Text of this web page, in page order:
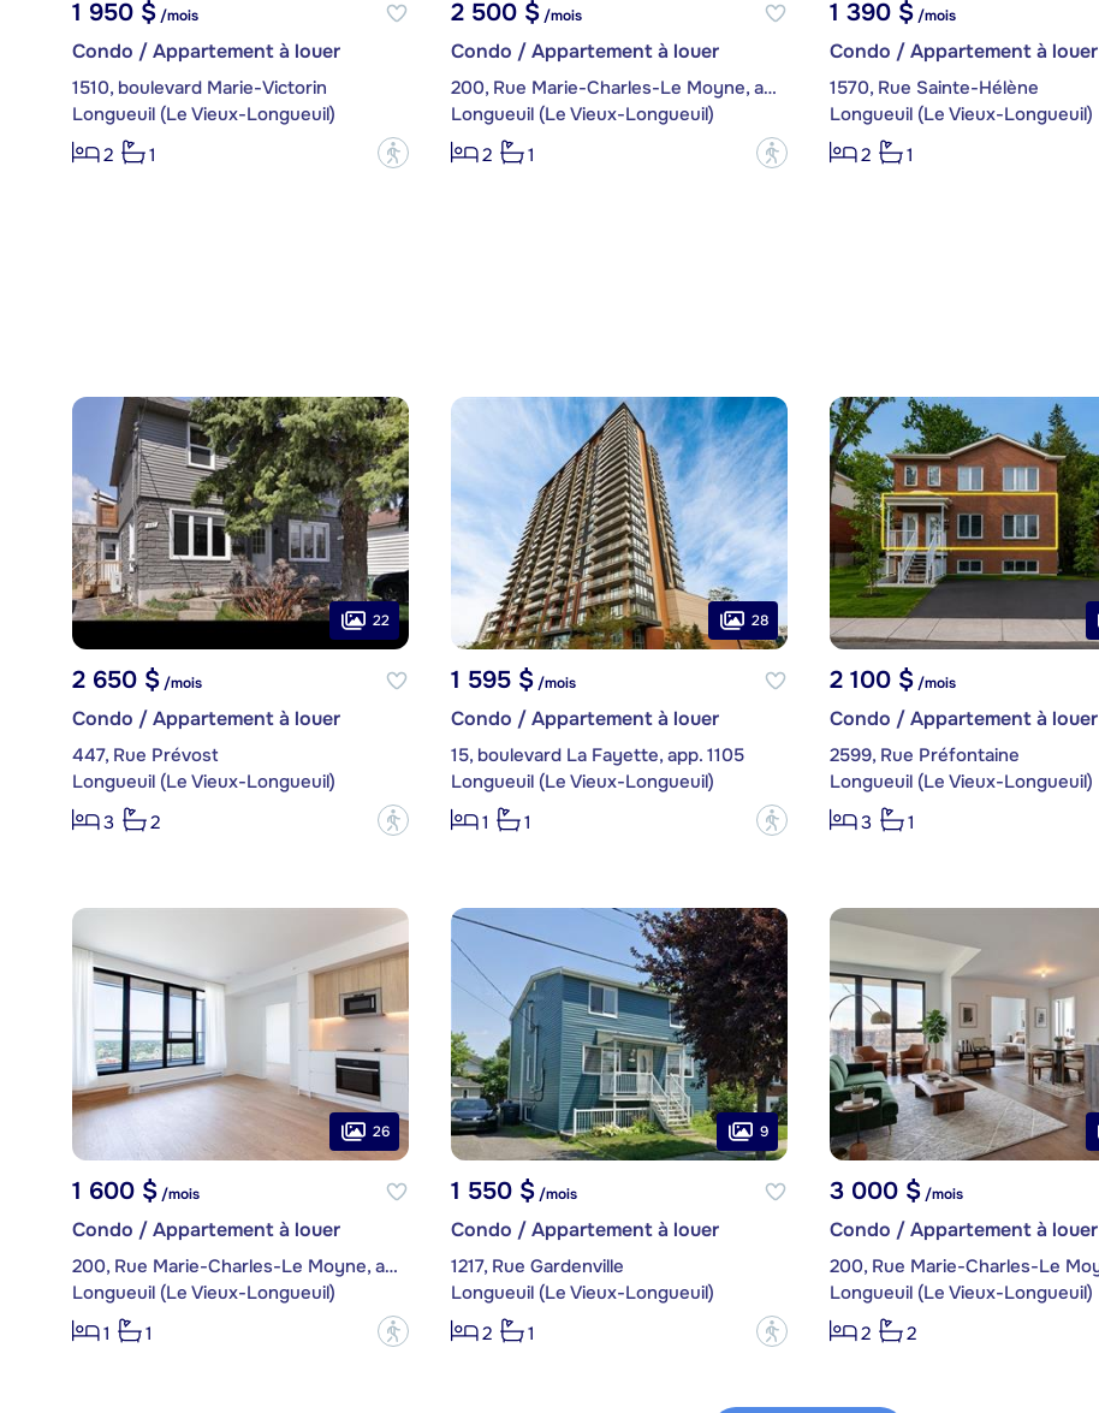
1 950 $/mois
Condo / Appartement à louer
1510, boulevard Marie-Victorin
Longueuil (Le Vieux-Longueuil)
2
1 ?
2 500 $/mois
Condo / Appartement à louer
200, Rue Marie-Charles-Le Moyne, app. 1218
Longueuil (Le Vieux-Longueuil)
2
1 ?
1 390 $/mois
Condo / Appartement à louer
1570, Rue Sainte-Hélène
Longueuil (Le Vieux-Longueuil)
2
1
22
2 650 $/mois
Condo / Appartement à louer
447, Rue Prévost
Longueuil (Le Vieux-Longueuil)
3
2 ?
28
1 595 $/mois
Condo / Appartement à louer
15, boulevard La Fayette, app. 1105
Longueuil (Le Vieux-Longueuil)
1
1 ?
2 100 $/mois
Condo / Appartement à louer
2599, Rue Préfontaine
Longueuil (Le Vieux-Longueuil)
3
1
26
1 600 $/mois
Condo / Appartement à louer
200, Rue Marie-Charles-Le Moyne, app. 1904
Longueuil (Le Vieux-Longueuil)
1
1 ?
9
1 550 $/mois
Condo / Appartement à louer
1217, Rue Gardenville
Longueuil (Le Vieux-Longueuil)
2
1 ?
3 000 $/mois
Condo / Appartement à louer
Longueuil (Le Vieux-Longueuil)
2
2